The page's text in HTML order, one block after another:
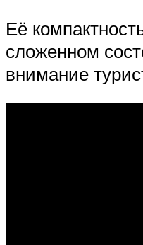
Её
сложенном
внимание